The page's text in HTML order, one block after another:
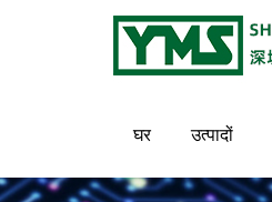
घर उत्पादों